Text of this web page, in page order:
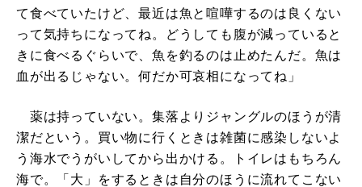
て食べていたけど、最近は魚と喧嘩するのは良くない
って気持ちになってね。どうしても腹が減っていると
きに食べるぐらいで、魚を釣るのは止めたんだ。魚は
血が出るじゃない。何だか可哀相になってね」
薬は持っていない。集落よりジャングルのほうが清
潔だという。買い物に行くときは雑菌に感染しないよ
う海水でうがいしてから出かける。トイレはもちろん
海で。「大」をするときは自分のほうに流れてこない